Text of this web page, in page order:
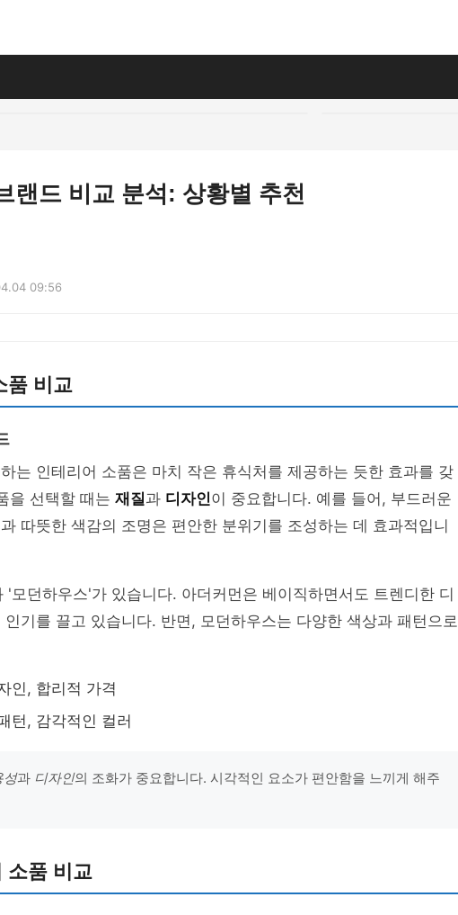
랜드 비교 분석: 상황별 추천
09:56
품 비교
는 인테리어 소품은 마치 작은 휴식처를 제공하는 듯한 효과를 갖
을 선택할 때는 재질과 디자인이 중요합니다. 예를 들어, 부드러운
따뜻한 색감의 조명은 편안한 분위기를 조성하는 데 효과적입니
모던하우스'가 있습니다. 아더커먼은 베이직하면서도 트렌디한 디
기를 끌고 있습니다. 반면, 모던하우스는 다양한 색상과 패턴으로
인, 합리적 가격
턴, 감각적인 컬러
성과 디자인의 조화가 중요합니다. 시각적인 요소가 편안함을 느끼게 해주
소품 비교